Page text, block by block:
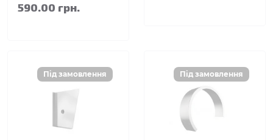
590.00 грн.